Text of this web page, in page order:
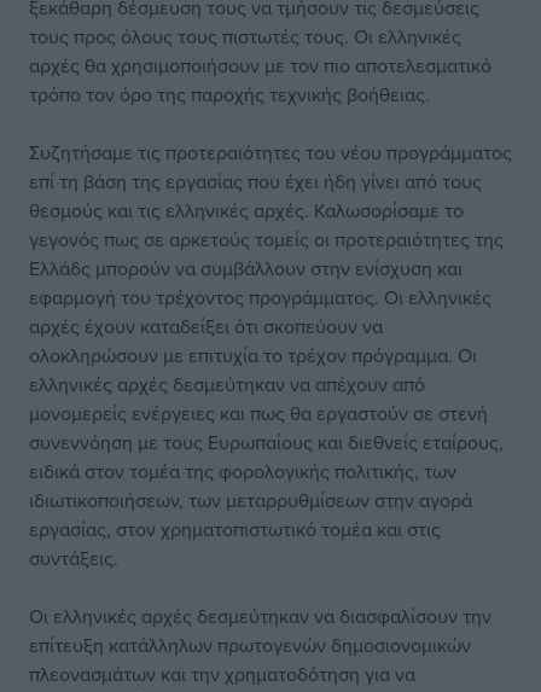
ξεκάθαρη δέσμευση τους να τμήσουν τις δεσμεύσεις
τους προς όλους τους πιστωτές τους. Οι ελληνικές
αρχές θα χρησιμοποιήσουν με τον πιο αποτελεσματικό
τρόπο τον όρο της παροχής τεχνικής βοήθειας.
Συζητήσαμε τις προτεραιότητες του νέου προγράμματος
επί τη βάση της εργασίας που έχει ήδη γίνει από τους
θεσμούς και τις ελληνικές αρχές. Καλωσορίσαμε το
γεγονός πως σε αρκετούς τομείς οι προτεραιότητες της
Ελλάδς μπορούν να συμβάλλουν στην ενίσχυση και
εφαρμογή του τρέχοντος προγράμματος. Οι ελληνικές
αρχές έχουν καταδείξει ότι σκοπεύουν να
ολοκληρώσουν με επιτυχία το τρέχον πρόγραμμα. Οι
ελληνικές αρχές δεσμεύτηκαν να απέχουν από
μονομερείς ενέργειες και πως θα εργαστούν σε στενή
συνεννόηση με τους Ευρωπαίους και διεθνείς εταίρους,
ειδικά στον τομέα της φορολογικής πολιτικής, των
ιδιωτικοποιήσεων, των μεταρρυθμίσεων στην αγορά
εργασίας, στον χρηματοπιστωτικό τομέα και στις
συντάξεις.
Οι ελληνικές αρχές δεσμεύτηκαν να διασφαλίσουν την
επίτευξη κατάλληλων πρωτογενών δημοσιονομικών
πλεονασμάτων και την χρηματοδότηση για να